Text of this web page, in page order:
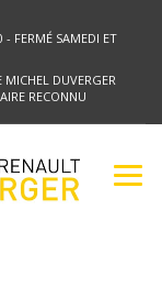
FERMÉ SAMEDI ET
MICHEL DUVERGER
RECONNU